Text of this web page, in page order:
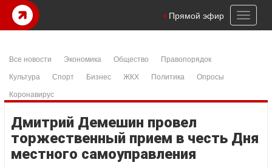
Toggle
Прямой эфир
Все новости Экономика Общество
Правопорядок
Культура
Спорт Бизнес ЖКХ Политика
Опросы
Коронавирус
Дмитрий Демешин провел
торжественный прием в честь Дня
местного самоуправления